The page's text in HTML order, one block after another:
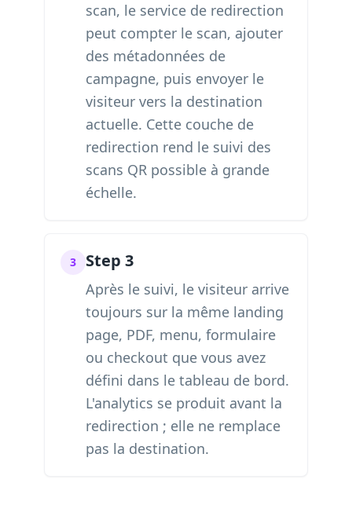
scan, le service de redirection
peut compter le scan, ajouter
des métadonnées de
campagne, puis envoyer le
visiteur vers la destination
actuelle. Cette couche de
redirection rend le suivi des
scans QR possible à grande
échelle.
3 Step 3
Après le suivi, le visiteur arrive
toujours sur la même landing
page, PDF, menu, formulaire
ou checkout que vous avez
défini dans le tableau de bord.
L'analytics se produit avant la
redirection ; elle ne remplace
pas la destination.